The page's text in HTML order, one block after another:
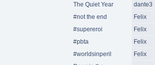
The Quiet Year dante3
#not the end Felix
#supereroi Felix
#pbta Felix
#worldsinperil Felix